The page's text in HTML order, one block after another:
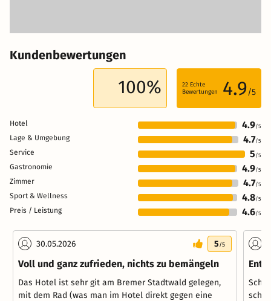
Kundenbewertungen
100% 22 Echte
Bewertungen
4.9/5
Hotel 4.9/5
Lage & Umgebung 4.7/5
Service 5 /5
Gastronomie 4.9/5
Zimmer 4.7/5
Sport & Wellness 4.8/5
Preis / Leistung 4.6/5
30.05.2026 5/5
Voll und ganz zufrieden, nichts zu bemängeln
Das Hotel ist sehr git am Bremer Stadtwald gelegen,
mit dem Rad (was man im Hotel direkt gegen eine